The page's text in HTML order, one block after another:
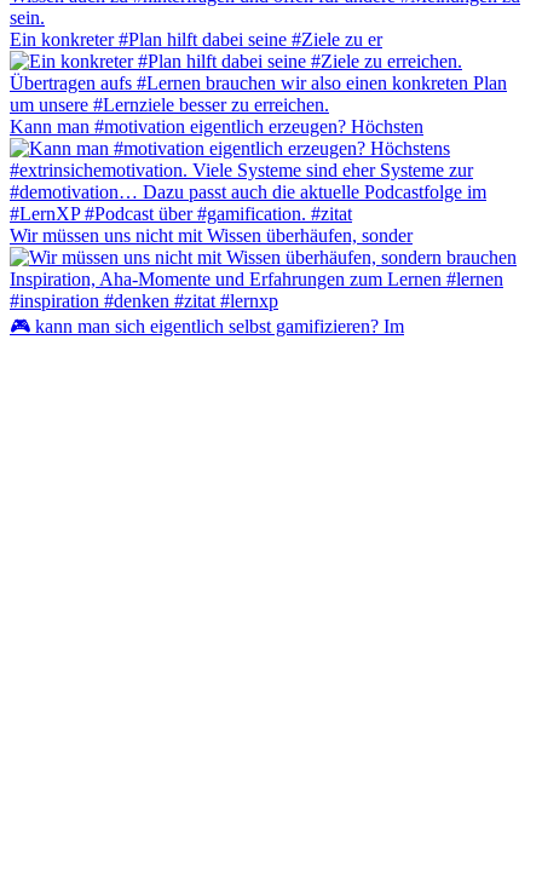
Ein konkreter #Plan hilft dabei seine #Ziele zu er
Kann man #motivation eigentlich erzeugen? Höchsten
Wir müssen uns nicht mit Wissen überhäufen, sonder
🎮 kann man sich eigentlich selbst gamifizieren? Im